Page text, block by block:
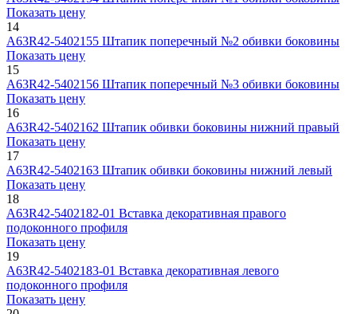
Показать цену
14
А63R42-5402155 Штапик поперечный №2 обивки боковины
Показать цену
15
А63R42-5402156 Штапик поперечный №3 обивки боковины
Показать цену
16
А63R42-5402162 Штапик обивки боковины нижний правый
Показать цену
17
А63R42-5402163 Штапик обивки боковины нижний левый
Показать цену
18
А63R42-5402182-01 Вставка декоративная правого
подоконного профиля
Показать цену
19
А63R42-5402183-01 Вставка декоративная левого
подоконного профиля
Показать цену